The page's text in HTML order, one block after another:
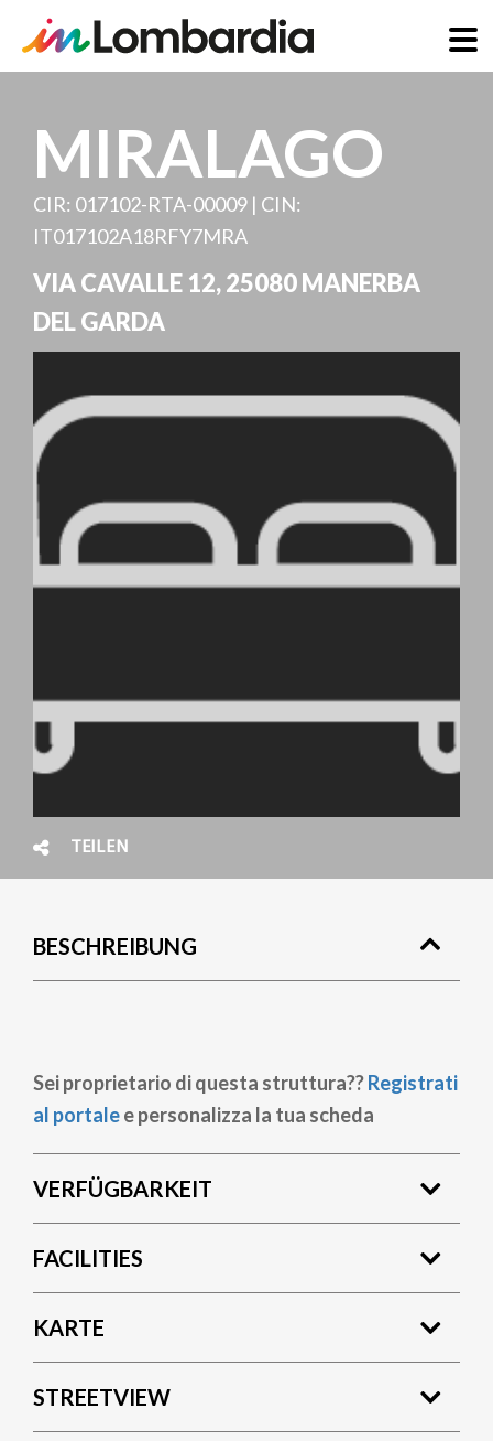
InhaltMIRALAGO
CIR: 017102-RTA-00009 | CIN:
IT017102A18RFY7MRA
VIA CAVALLE 12,25080MANERBA
DEL GARDA
TEILEN
BESCHREIBUNG
Sei proprietario di questa struttura??Registrati
al portalee personalizza la tua scheda
VERFÜGBARKEIT
FACILITIES
KARTE
STREETVIEW